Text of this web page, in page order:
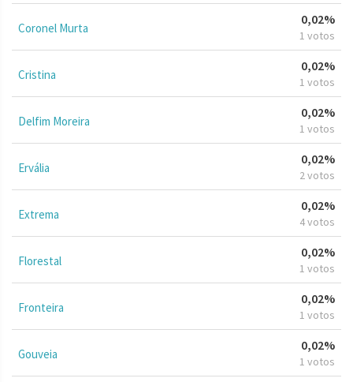
Coronel Murta
0,02%
1 votos
Cristina
0,02%
1 votos
Delfim Moreira
0,02%
1 votos
Ervália
0,02%
2 votos
Extrema
0,02%
4 votos
Florestal
0,02%
1 votos
Fronteira
0,02%
1 votos
Gouveia
0,02%
1 votos